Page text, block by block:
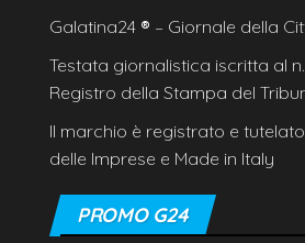
Galatina24 ® – Giornale della
Testata giornalistica iscritta al
Registro della Stampa del
Il marchio è registrato e
delle Imprese e Made in Italy
PROMO G24